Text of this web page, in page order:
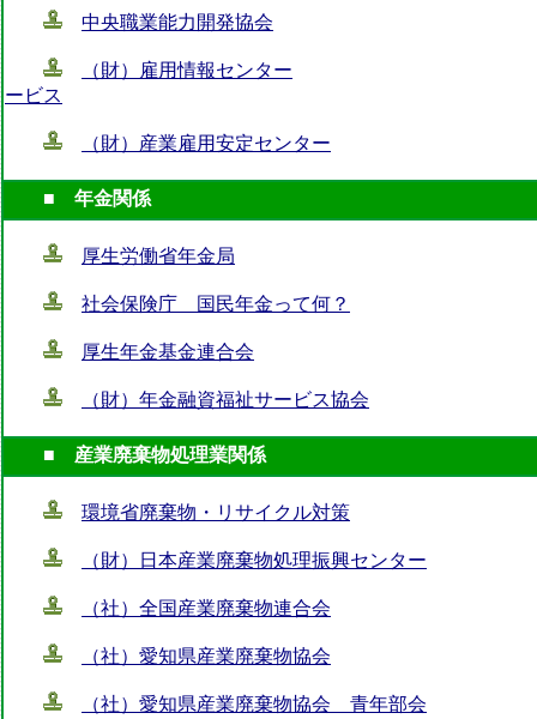
中央職業能力開発協会
（財）雇用情報センター
ービス
（財）産業雇用安定センター
■ 年金関係
厚生労働省年金局
社会保険庁 国民年金って何？
厚生年金基金連合会
（財）年金融資福祉サービス協会
■ 産業廃棄物処理業関係
環境省廃棄物・リサイクル対策
（財）日本産業廃棄物処理振興センター
（社）全国産業廃棄物連合会
（社）愛知県産業廃棄物協会
（社）愛知県産業廃棄物協会 青年部会